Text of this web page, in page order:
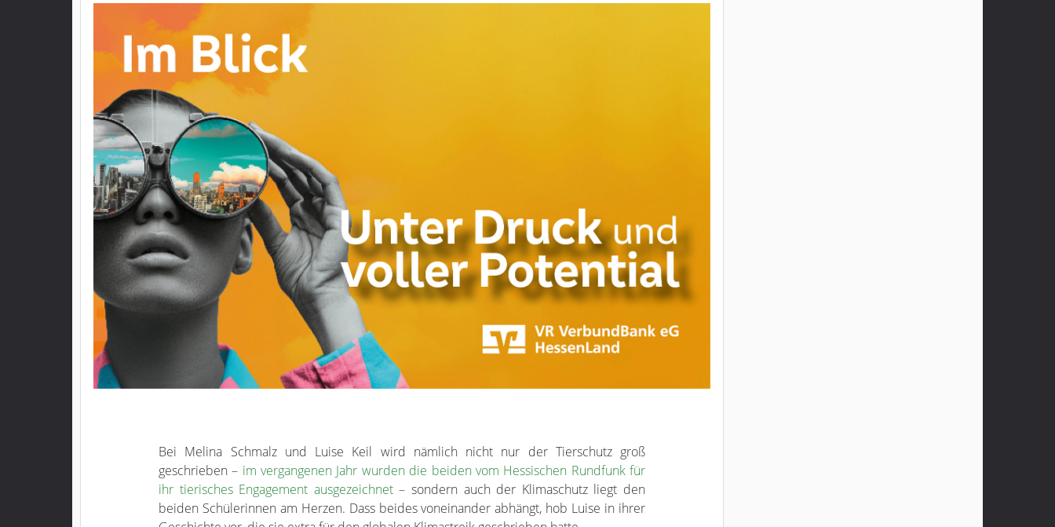
Bei Melina Schmalz und Luise Keil wird nämlich nicht nur der Tierschutz groß
geschrieben – im vergangenen Jahr wurden die beiden vom Hessischen Rundfunk für
ihr tierisches Engagement ausgezeichnet– sondern auch der Klimaschutz liegt den
beiden Schülerinnen am Herzen. Dass beides voneinander abhängt, hob Luise in ihrer